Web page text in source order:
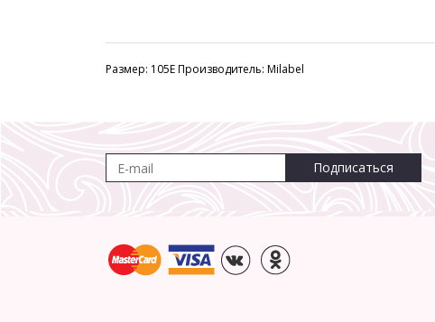
Размер: 105E Производитель: Milabel
Подписаться